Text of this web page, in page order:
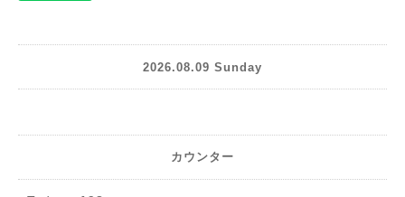
2026.08.09 Sunday
カウンター